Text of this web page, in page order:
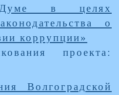
Думе в целях
о
коррупции»
проекта:
Волгоградской